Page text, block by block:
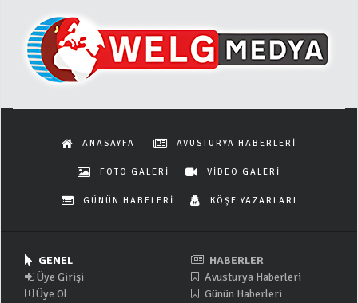
ANASAYFA AVUSTURYA HABERLERİ
FOTO GALERİ VİDEO GALERİ
GÜNÜN HABELERİ KÖŞE YAZARLARI
GENEL
Üye Girişi
Üye Ol
HABERLER
Avusturya Haberleri
Günün Haberleri